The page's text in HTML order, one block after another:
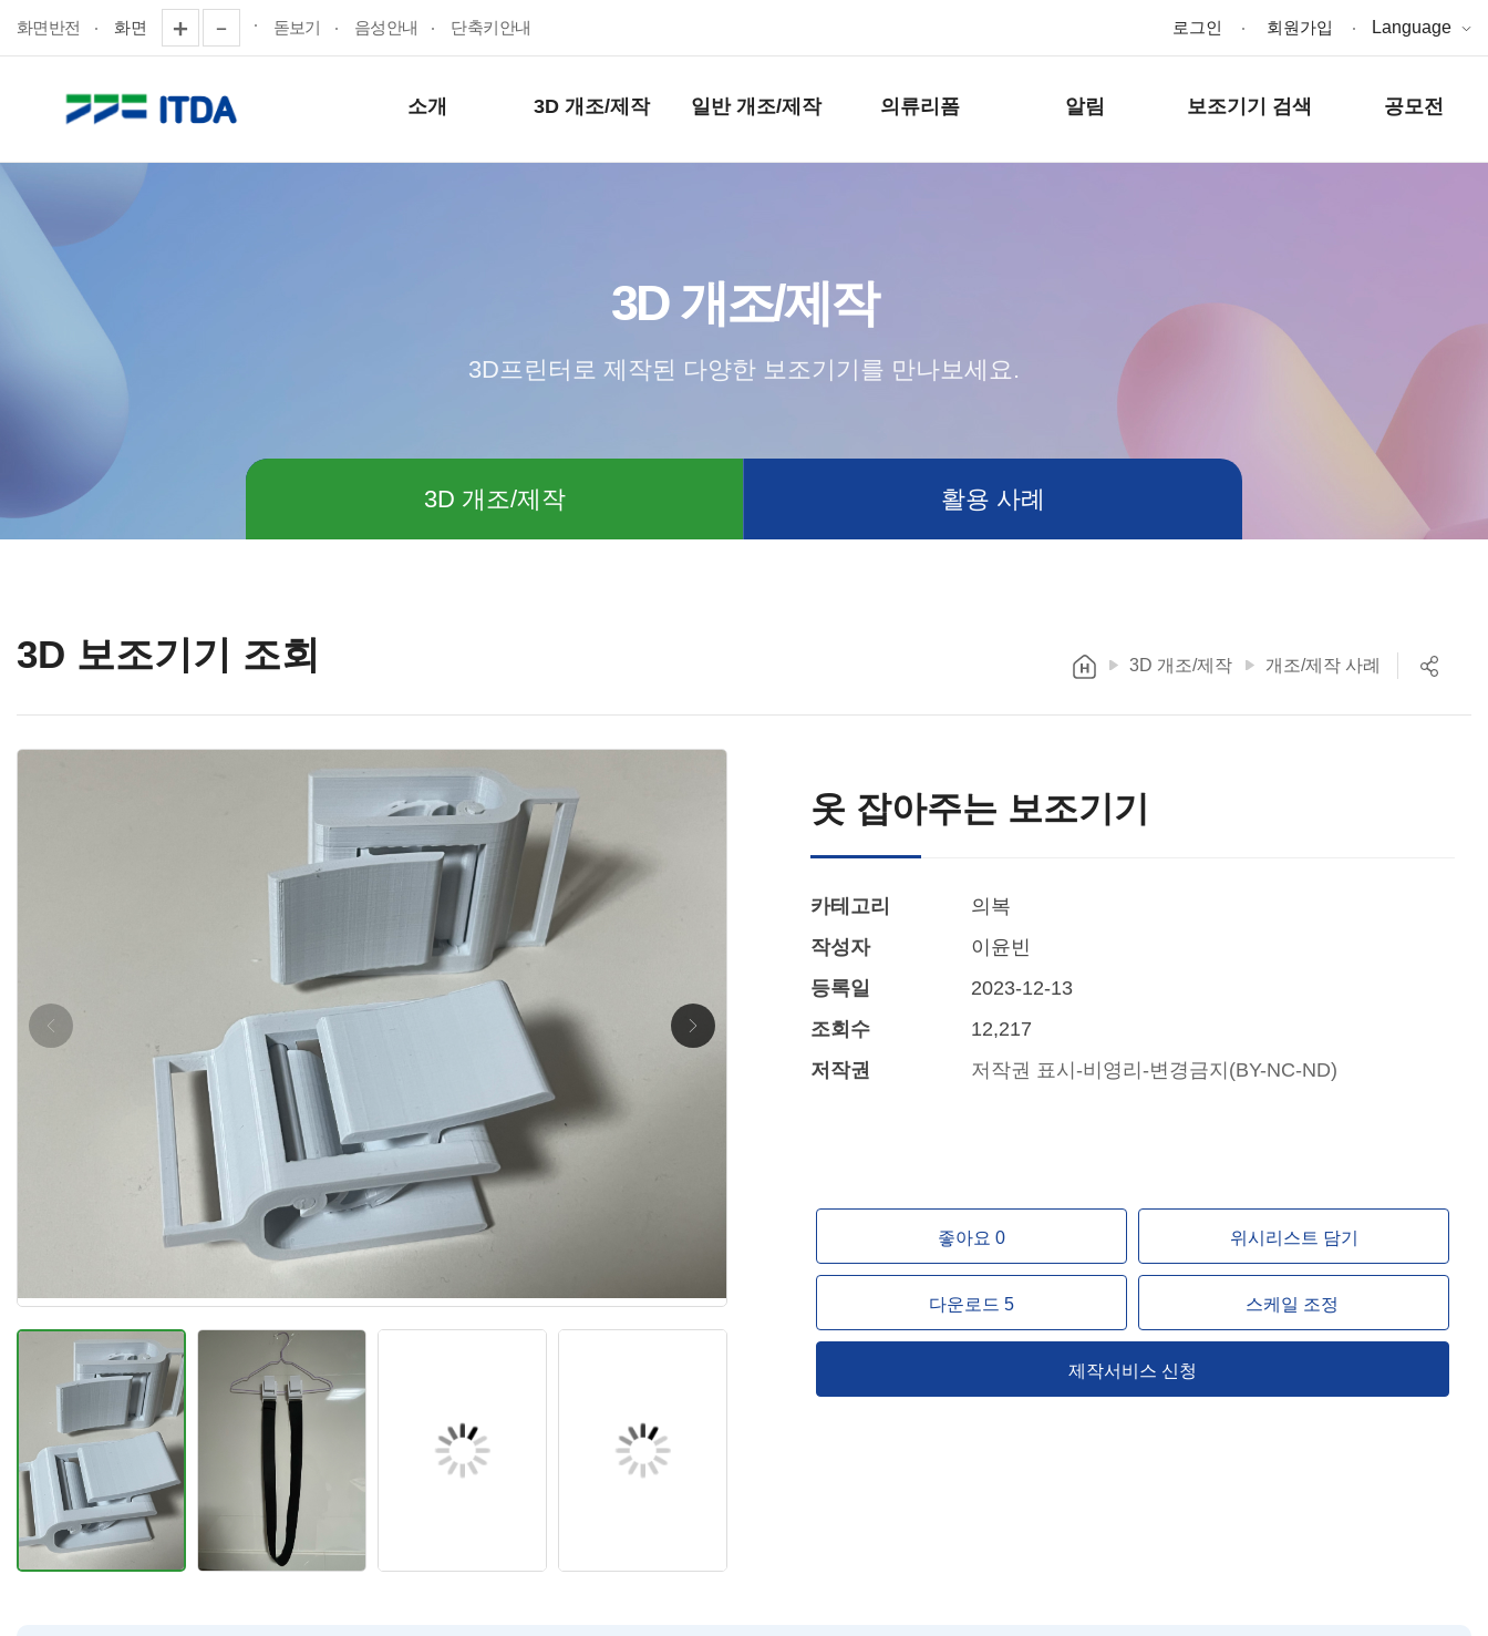
화면반전 화면 돋보기 음성안내 단축키안내 로그인 회원가입 Language
소개 3D 개조/제작 일반 개조/제작 의류리폼 알림 보조기기 검색 공모전
3D 개조/제작
3D프린터로 제작된 다양한 보조기기를 만나보세요.
3D 개조/제작 활용 사례
3D 보조기기 조회 3D 개조/제작 개조/제작 사례
옷 잡아주는 보조기기
카테고리
의복
작성자
이윤빈
등록일
2023-12-13
조회수
12,217
저작권
저작권 표시-비영리-변경금지(BY-NC-ND)
좋아요 0 위시리스트 담기
다운로드 5 스케일 조정
제작서비스 신청